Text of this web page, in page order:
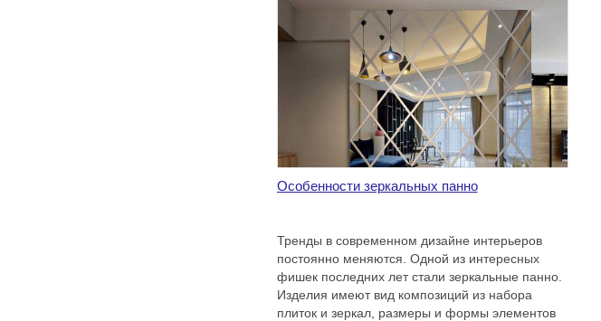
Особенности зеркальных панно
Тренды в современном дизайне интерьеров
постоянно меняются. Одной из интересных
фишек последних лет стали зеркальные панно.
Изделия имеют вид композиций из набора
плиток и зеркал, размеры и формы элементов